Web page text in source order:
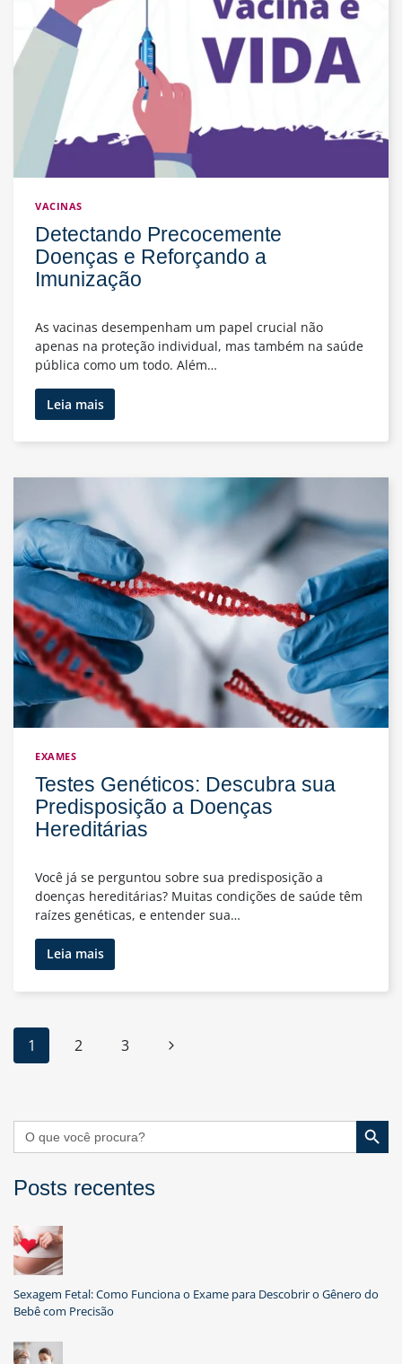
VACINAS
Detectando Precocemente
Doenças e Reforçando a
Imunização
As vacinas desempenham um papel crucial não
apenas na proteção individual, mas também na saúde
pública como um todo. Além…
Leia maisDetectando
Precocemente
Doenças
Reforçando
EXAMES
Testes Genéticos: Descubra sua
Predisposição a Doenças
Hereditárias
Você já se perguntou sobre sua predisposição a
doenças hereditárias? Muitas condições de saúde têm
raízes genéticas, e entender sua…
Leia maisTestes
Genéticos:
Descubra
Navegação
da
1 2 3
Página
Search
for:
Search Button
Posts recentes
Sexagem Fetal: Como Funciona o Exame para Descobrir o Gênero do
Bebê com Precisão